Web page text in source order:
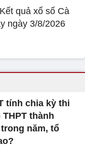
quả xổ số Cà
ngày 3/8/2026
tính chia kỳ thi
thành
năm, tổ